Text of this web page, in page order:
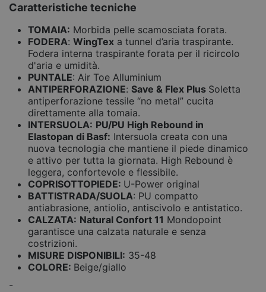
Caratteristiche tecniche
TOMAIA: Morbida pelle scamosciata forata.
FODERA: WingTex a tunnel d’aria traspirante.
Fodera interna traspirante forata per il ricircolo
d'aria e umidità.
PUNTALE: Air Toe Alluminium
ANTIPERFORAZIONE: Save & Flex Plus Soletta
antiperforazione tessile “no metal” cucita
direttamente alla tomaia.
INTERSUOLA: PU/PU High Rebound in
Elastopan di Basf: Intersuola creata con una
nuova tecnologia che mantiene il piede dinamico
e attivo per tutta la giornata. High Rebound è
leggera, confortevole e flessibile.
COPRISOTTOPIEDE: U-Power original
BATTISTRADA/SUOLA: PU compatto
antiabrasione, antiolio, antiscivolo e antistatico.
CALZATA: Natural Confort 11 Mondopoint
garantisce una calzata naturale e senza
costrizioni.
MISURE DISPONIBILI: 35-48
COLORE: Beige/giallo
-